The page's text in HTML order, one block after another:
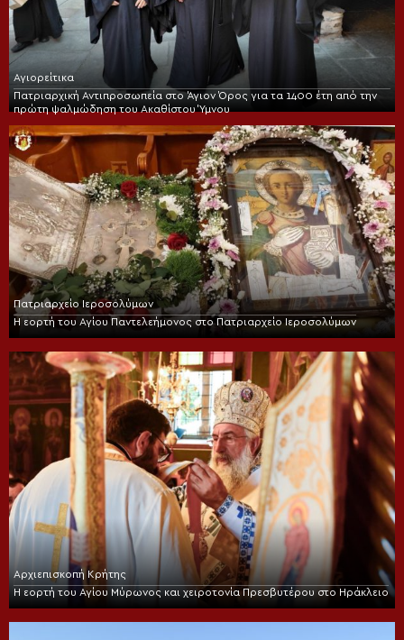
Αγιορείτικα
Πατριαρχική Αντιπροσωπεία στο Άγιον Όρος για τα 1400 έτη από την
πρώτη ψαλμώδηση του Ακαθίστου Ύμνου
Πατριαρχείο Ιεροσολύμων
Η εορτή του Αγίου Παντελεήμονος στο Πατριαρχείο Ιεροσολύμων
Αρχιεπισκοπή Κρήτης
Η εορτή του Αγίου Μύρωνος και χειροτονία Πρεσβυτέρου στο Ηράκλειο